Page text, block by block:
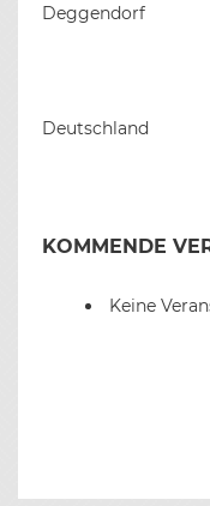
Deggendorf
Deutschland
KOMMENDE
Keine